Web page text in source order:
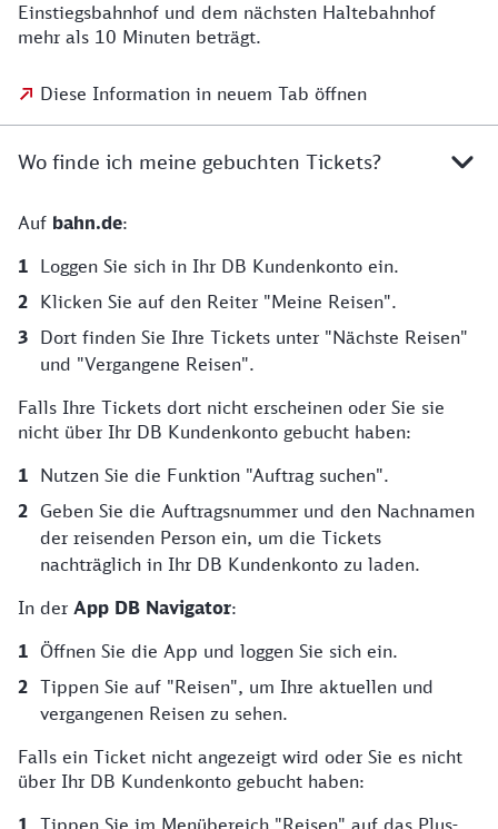
Einstiegsbahnhof und dem nächsten Haltebahnhof
mehr als 10 Minuten beträgt.
Diese Information in neuem Tab öffnen
Wo finde ich meine gebuchten Tickets?
Auf bahn.de:
Loggen Sie sich in Ihr DB Kundenkonto ein.
Klicken Sie auf den Reiter "Meine Reisen".
Dort finden Sie Ihre Tickets unter "Nächste Reisen"
und "Vergangene Reisen".
Falls Ihre Tickets dort nicht erscheinen oder Sie sie
nicht über Ihr DB Kundenkonto gebucht haben:
Nutzen Sie die Funktion "Auftrag suchen".
Geben Sie die Auftragsnummer und den Nachnamen
der reisenden Person ein, um die Tickets
nachträglich in Ihr DB Kundenkonto zu laden.
In der App DB Navigator:
Öffnen Sie die App und loggen Sie sich ein.
Tippen Sie auf "Reisen", um Ihre aktuellen und
vergangenen Reisen zu sehen.
Falls ein Ticket nicht angezeigt wird oder Sie es nicht
über Ihr DB Kundenkonto gebucht haben:
Tippen Sie im Menübereich "Reisen" auf das Plus-